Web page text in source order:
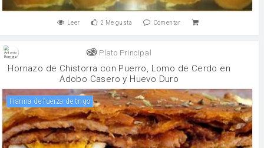
Leer 2 Me gusta Comentar
Plato Principal
Hornazo de Chistorra con Puerro, Lomo de Cerdo en
Adobo Casero y Huevo Duro
harina de fuerza de trigo